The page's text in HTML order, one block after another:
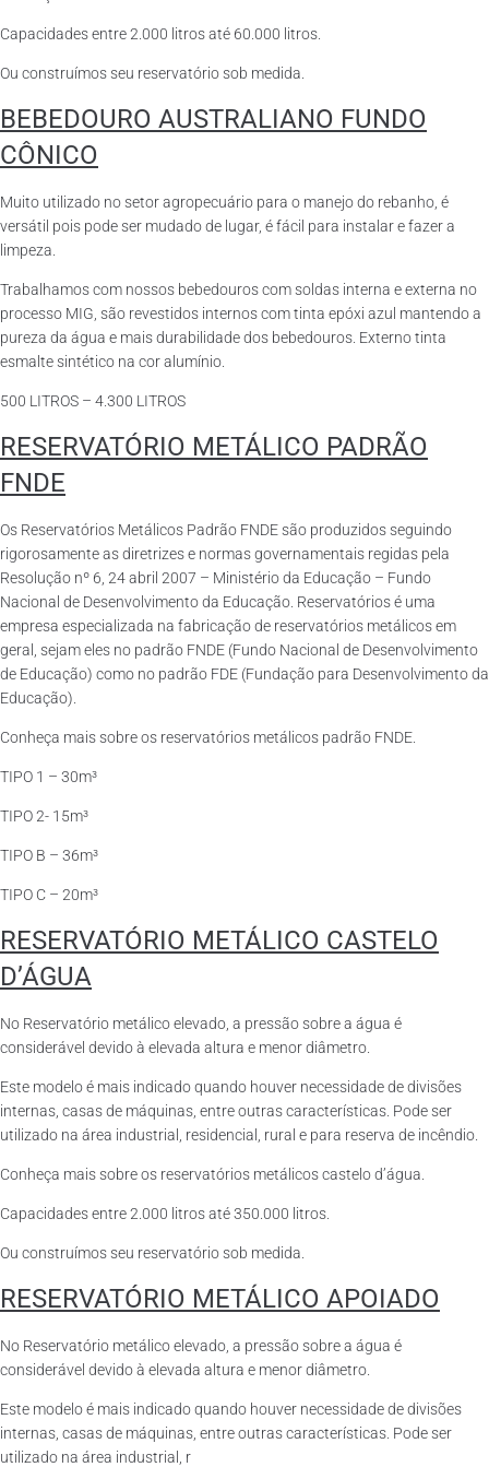
Capacidades entre 2.000 litros até 60.000 litros.
Ou construímos seu reservatório sob medida.
BEBEDOURO AUSTRALIANO FUNDO
CÔNICO
Muito utilizado no setor agropecuário para o manejo do rebanho, é
versátil pois pode ser mudado de lugar, é fácil para instalar e fazer a
limpeza.
Trabalhamos com nossos bebedouros com soldas interna e externa no
processo MIG, são revestidos internos com tinta epóxi azul mantendo a
pureza da água e mais durabilidade dos bebedouros. Externo tinta
esmalte sintético na cor alumínio.
500 LITROS – 4.300 LITROS
RESERVATÓRIO METÁLICO PADRÃO
FNDE
Os Reservatórios Metálicos Padrão FNDE são produzidos seguindo
rigorosamente as diretrizes e normas governamentais regidas pela
Resolução nº 6, 24 abril 2007 – Ministério da Educação – Fundo
Nacional de Desenvolvimento da Educação. Reservatórios é uma
empresa especializada na fabricação de reservatórios metálicos em
geral, sejam eles no padrão FNDE (Fundo Nacional de Desenvolvimento
de Educação) como no padrão FDE (Fundação para Desenvolvimento da
Educação).
Conheça mais sobre os reservatórios metálicos padrão FNDE.
TIPO 1 – 30m³
TIPO 2- 15m³
TIPO B – 36m³
TIPO C – 20m³
RESERVATÓRIO METÁLICO CASTELO
D’ÁGUA
No Reservatório metálico elevado, a pressão sobre a água é
considerável devido à elevada altura e menor diâmetro.
Este modelo é mais indicado quando houver necessidade de divisões
internas, casas de máquinas, entre outras características. Pode ser
utilizado na área industrial, residencial, rural e para reserva de incêndio.
Conheça mais sobre os reservatórios metálicos castelo d’água.
Capacidades entre 2.000 litros até 350.000 litros.
Ou construímos seu reservatório sob medida.
RESERVATÓRIO METÁLICO APOIADO
No Reservatório metálico elevado, a pressão sobre a água é
considerável devido à elevada altura e menor diâmetro.
Este modelo é mais indicado quando houver necessidade de divisões
internas, casas de máquinas, entre outras características. Pode ser
utilizado na área industrial, r